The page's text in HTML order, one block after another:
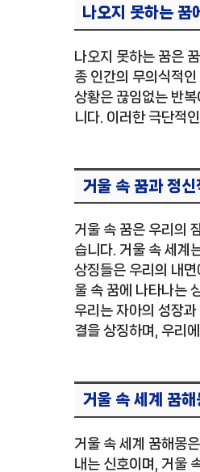
나오지 못하는 꿈
나오지 못하는 꿈은
종 인간의 무의식적
상황은 끊임없는 반
니다. 이러한 극단적
거울 속 꿈과 정신
거울 속 꿈은 우리의
습니다. 거울 속 세계
상징들은 우리의 내
울 속 꿈에 나타나는
우리는 자아의 성장
결을 상징하며, 우리
거울 속 세계 꿈해
거울 속 세계 꿈해몽
내는 신호이며, 거울